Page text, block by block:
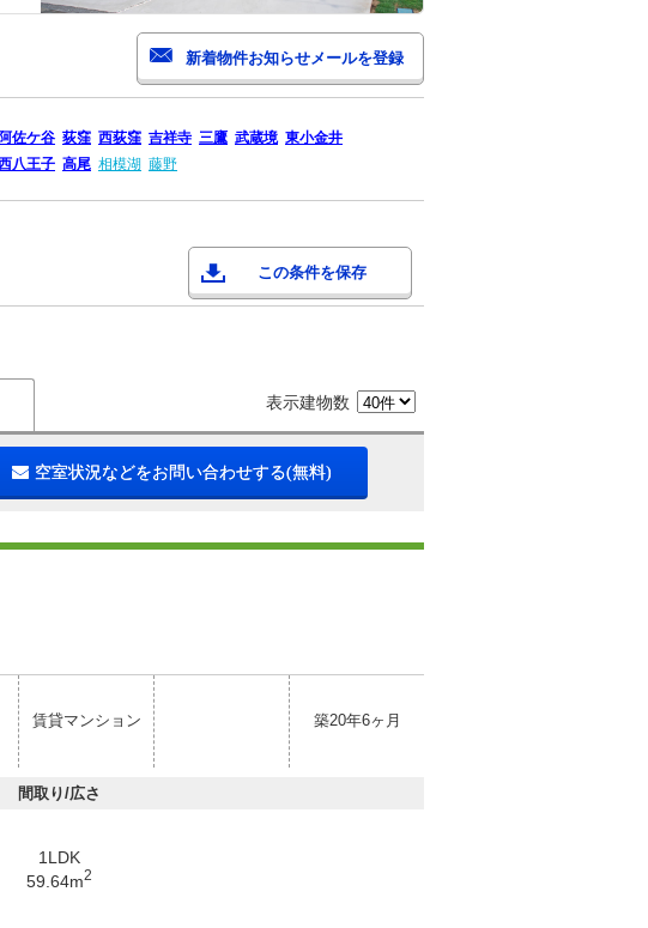
阿佐ケ谷 荻窪 西荻窪 吉祥寺 三鷹 武蔵境 東小金井
八王子 高尾 相模湖 藤野
この条件を保存
表示建物数
空室状況などをお問い合わせする(無料)
賃貸マンション 築20年6ヶ月
間取り/広さ
1LDK
59.64m2